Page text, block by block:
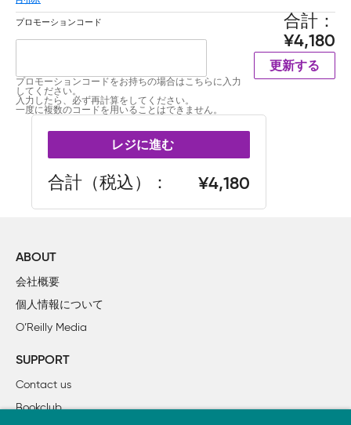
プロモーションコード
プロモーションコードをお持ちの場合はこちらに入力
してください。
入力したら、必ず再計算をしてください。
一度に複数のコードを用いることはできません。
合計
4,180
更新する
レジに進む
合計（税込） 4,180
ABOUT
会社概要
個人情報について
O’Reilly Media
SUPPORT
Contact us
Bookclub